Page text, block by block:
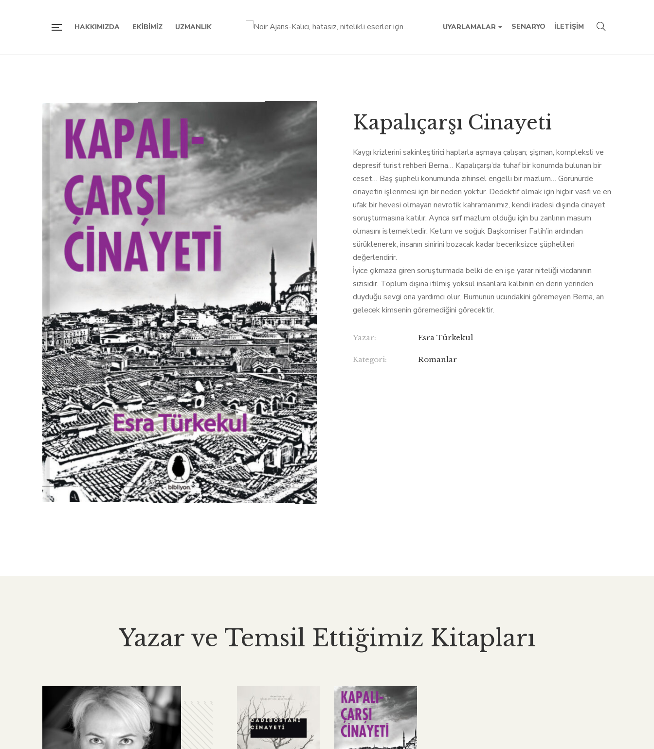
HAKKIMIZDA EKIBIMIZ UZMANLIK UYARLAMALAR SENARYO İLETIŞIM
Kapalıçarşı Cinayeti
Kaygı krizlerini sakinleştirici haplarla aşmaya çalışan; şişman, kompleksli ve
depresif turist rehberi Berna… Kapalıçarşı’da tuhaf bir konumda bulunan bir
ceset… Baş şüpheli konumunda zihinsel engelli bir mazlum… Görünürde
cinayetin işlenmesi için bir neden yoktur. Dedektif olmak için hiçbir vasfı ve en
ufak bir hevesi olmayan nevrotik kahramanımız, kendi iradesi dışında cinayet
soruşturmasına katılır. Ayrıca sırf mazlum olduğu için bu zanlının masum
olmasını istemektedir. Ketum ve soğuk Başkomiser Fatih’in ardından
sürüklenerek, insanın sinirini bozacak kadar beceriksizce şüphelileri
değerlendirir.
İyice çıkmaza giren soruşturmada belki de en işe yarar niteliği vicdanının
sızısıdır. Toplum dışına itilmiş yoksul insanlara kalbinin en derin yerinden
duyduğu sevgi ona yardımcı olur. Burnunun ucundakini göremeyen Berna, an
gelecek kimsenin göremediğini görecektir.
Yazar: Esra Türkekul
Kategori: Romanlar
Yazar ve Temsil Ettiğimiz Kitapları